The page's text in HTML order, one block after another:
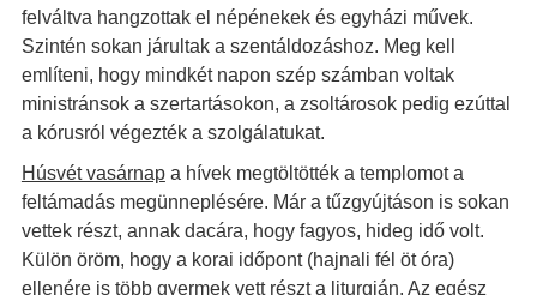
felváltva hangzottak el népénekek és egyházi művek.
Szintén sokan járultak a szentáldozáshoz. Meg kell
említeni, hogy mindkét napon szép számban voltak
ministránsok a szertartásokon, a zsoltárosok pedig ezúttal
a kórusról végezték a szolgálatukat.
Húsvét vasárnapa hívek megtöltötték a templomot a
feltámadás megünneplésére. Már a tűzgyújtáson is sokan
vettek részt, annak dacára, hogy fagyos, hideg idő volt.
Külön öröm, hogy a korai időpont (hajnali fél öt óra)
ellenére is több gyermek vett részt a liturgián. Az egész